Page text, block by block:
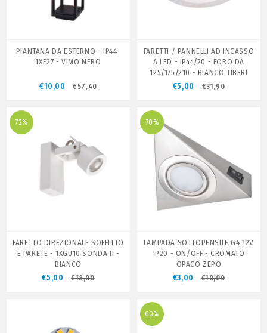
PIANTANA DA ESTERNO - IP44-
1XE27 - VIMO NERO
€10,00 €57,40
FARETTI / PANNELLI AD INCASSO
A LED - IP44/20 - FORO DA
125/175/210 - BIANCO TIBERI
€5,00 €31,90
72%
FARETTO DIREZIONALE SOFFITTO
E PARETE - 1XGU10 SONDA II -
BIANCO
€5,00 €18,00
70%
LAMPADA SOTTOPENSILE G4 12V
IP20 - ON/OFF - CROMATO
OPACO ZEPO
€3,00 €10,00
60%